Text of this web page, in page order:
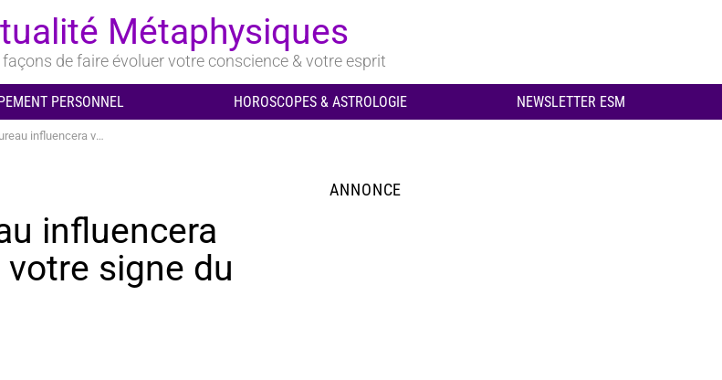
Métaphysiques
de faire évoluer votre conscience & votre esprit
PERSONNEL HOROSCOPES & ASTROLOGIE NEWSLETTER ESM
selon votre signe du zodiaque
influencera
signe du
ANNONCE